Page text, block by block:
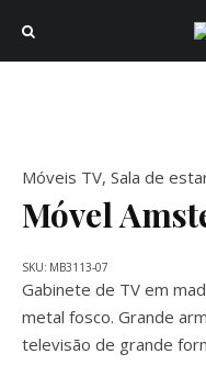
Móveis TV, Sala de
Móvel
Gabinete de TV em
metal fosco. Grande
televisão de grande
SKU: MB3113-07